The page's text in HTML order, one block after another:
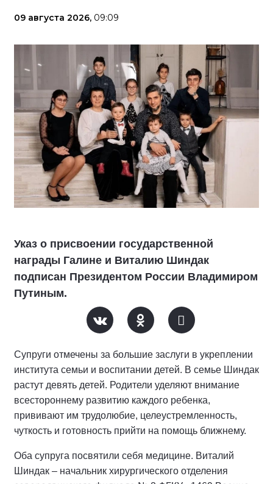
09 августа 2026, 09:09
Указ о присвоении государственной
награды Галине и Виталию Шиндак
подписан Президентом России Владимиром
Путиным.
Супруги отмечены за большие заслуги в укреплении
института семьи и воспитании детей. В семье Шиндак
растут девять детей. Родители уделяют внимание
всестороннему развитию каждого ребенка,
прививают им трудолюбие, целеустремленность,
чуткость и готовность прийти на помощь ближнему.
Оба супруга посвятили себя медицине. Виталий
Шиндак – начальник хирургического отделения